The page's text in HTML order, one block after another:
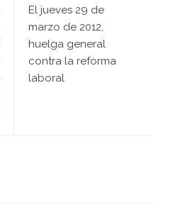
El jueves 29 de
marzo de 2012,
huelga general
contra la reforma
laboral